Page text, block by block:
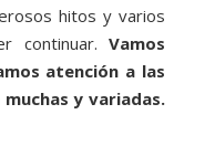
hitos y varios
continuar.Vamos
atención a las
y variadas.